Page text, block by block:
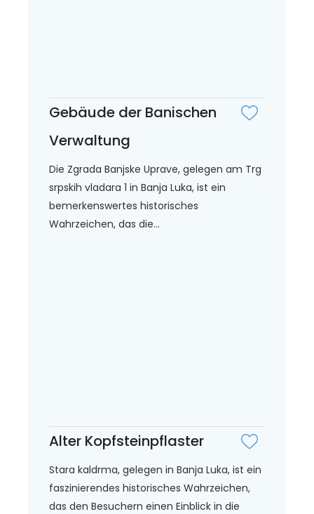
Gebäude der Banischen
Verwaltung
Die Zgrada Banjske Uprave, gelegen am Trg
srpskih vladara 1 in Banja Luka, ist ein
bemerkenswertes historisches
Wahrzeichen, das die...
Alter Kopfsteinpflaster
Stara kaldrma, gelegen in Banja Luka, ist ein
faszinierendes historisches Wahrzeichen,
das den Besuchern einen Einblick in die